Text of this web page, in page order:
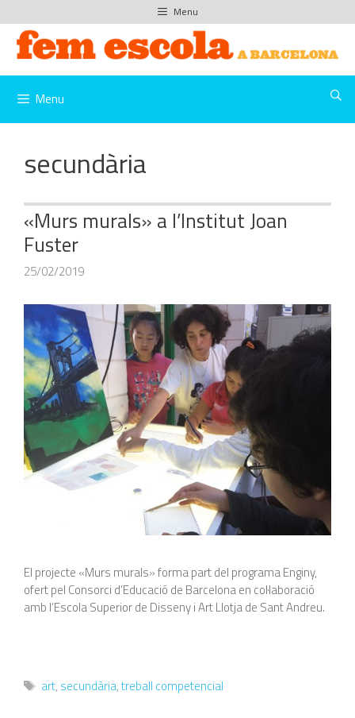
al
contingut
Menu
Menu
secundària
«Murs murals» a l’Institut Joan
Fuster
25/02/2019
El projecte «Murs murals» forma part del programa Enginy,
ofert pel Consorci d’Educació de Barcelona en col·laboració
amb l’Escola Superior de Disseny i Art Llotja de Sant Andreu.
Etiquetes
art, secundària,treball competencial